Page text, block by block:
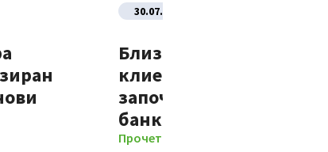
30.07.2026
Близо 70% от новите
клиенти на Банка ДСК
започват отношенията
банката изцяло
Прочети повече